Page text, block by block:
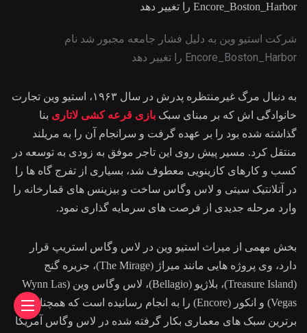
شرکت استیو وین به دلیل فشار جامعه مجبور شد نام
Encore_Boston_Harbor را تغییر دهد
به دنبال مرگ غیرمنتظره پدرش در سال ۱۹۶۳، استیو وین تجارت
خانوادگی اش که بر مبنای سبک بازی قرعه کشی لاتاری بنا
گذاشته شده بود را بر عهده گرفت و سرانجام آن را به مریلند
منتقل کرد. مسیر پیش روی این تاجر موفق به زودی به توسعه در
کسب و کارهای کازینویی معطوف شد، بسیاری از تفرج گاه ها را
در آتلانتیک سیتی و لاس وگاس ساخت و بیزینس های قمارخانه را
وارد مرحله جدیدی از فرصت های سرمایه گذاری نمود.
بخش مهمی از میراث استیو وین در لاس وگاس استریپ قرار
دارد، وی پروژه هایی مانند میراژ (The Mirage)، جزیره گنج
(Treasure Island)، بلاژیو (Bellagio)، لاس وگاس وین (Wynn Las
Vegas) و انکور (Encore) را به انجام رسانیده است که همچنان از
برترین سبک های معماری بکار گرفته شده در لاس وگاس آمریکا